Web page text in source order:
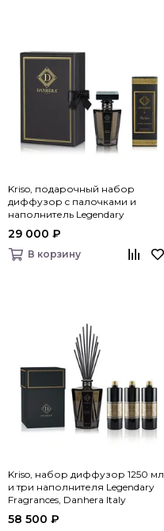
Kriso, подарочный набор
диффузор c палочками и
наполнитель Legendary
Fragrances, Danhera Italy
29 000 ₽
В корзину
Kriso, набор диффузор 1250 мл
и три наполнителя Legendary
Fragrances, Danhera Italy
58 500 ₽